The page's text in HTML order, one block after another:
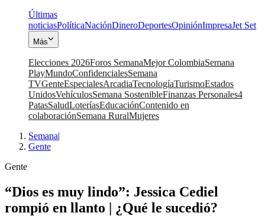
Últimas
noticiasPolíticaNaciónDineroDeportesOpiniónImpresaJet Set
Más
Elecciones 2026Foros SemanaMejor ColombiaSemana
PlayMundoConfidencialesSemana
TVGenteEspecialesArcadiaTecnologíaTurismoEstados
UnidosVehículosSemana SostenibleFinanzas Personales4
PatasSaludLoteríasEducaciónContenido en
colaboraciónSemana RuralMujeres
Semana|
Gente
Gente
“Dios es muy lindo”: Jessica Cediel
rompió en llanto | ¿Qué le sucedió?